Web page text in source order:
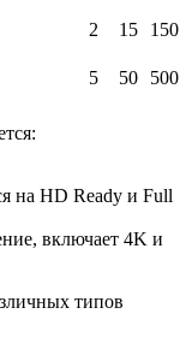
2 15
150
5 50 500
на HD Ready и Full
включает 4K и
типов